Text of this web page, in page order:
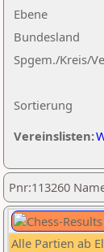
Ebene
Sortierung
Bundesland
Spgem./Kreis/
Vereinslisten:
Pnr:113260
Alle Partien ab